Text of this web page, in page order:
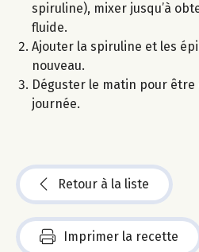
spiruline), mixer jusqu’à
fluide.
Ajouter la spiruline et les
nouveau.
Déguster le matin pour
journée.
Retour à la liste
Imprimer la recette